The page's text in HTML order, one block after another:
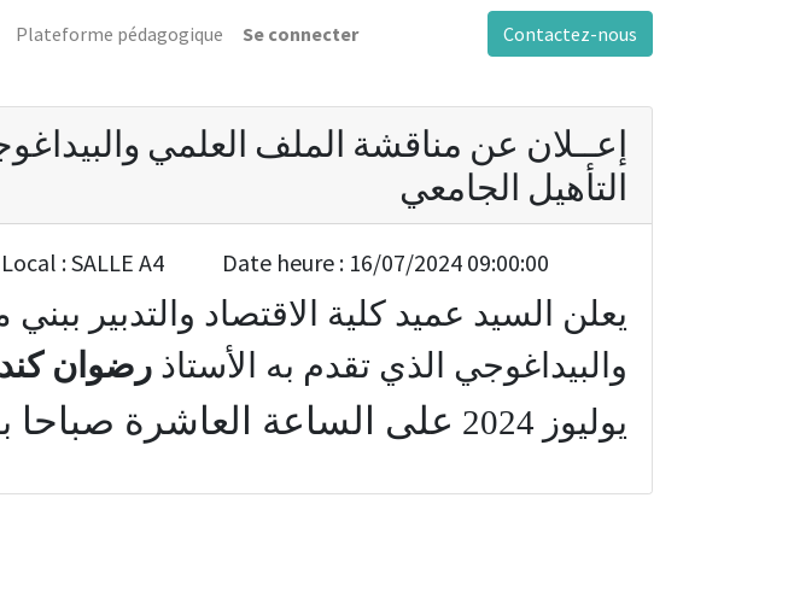
Plateforme pédagogique Se connecter Contactez-nous
إعــلان عن مناقشة الملف العلمي
التأهيل الجامعي
Local :SALLE A4 Date heure : 16/07/2024 09:00:00
يعلن السيد عميد كلية الاقتصاد والتدبير
والبيداغوجي الذي تقدم به الأستاذ رضوان
يوليوز 2024
على الساعة العاشرة صباحا